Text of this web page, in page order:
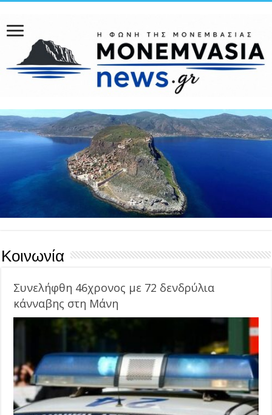
Κοινωνία
Συνελήφθη 46χρονος με 72 δενδρύλια
κάνναβης στη Μάνη